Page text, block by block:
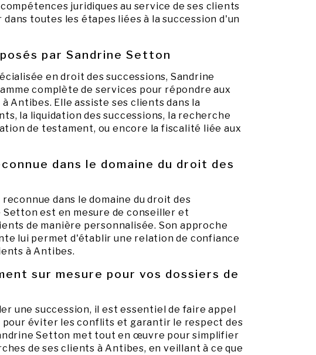
juridiques au service de ses clients
toutes les étapes liées à la succession d'un
par Sandrine Setton
en droit des successions, Sandrine
complète de services pour répondre aux
Antibes. Elle assiste ses clients dans la
la liquidation des successions, la recherche
de testament, ou encore la fiscalité liée aux
dans le domaine du droit des
dans le domaine du droit des
Setton est en mesure de conseiller et
de manière personnalisée. Son approche
lui permet d'établir une relation de confiance
à Antibes.
sur mesure pour vos dossiers de
une succession, il est essentiel de faire appel
pour éviter les conflits et garantir le respect des
Setton met tout en œuvre pour simplifier
de ses clients à Antibes, en veillant à ce que